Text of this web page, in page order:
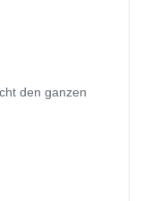
den ganzen